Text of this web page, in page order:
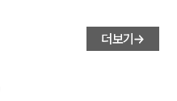
더보기